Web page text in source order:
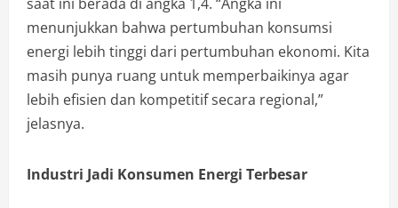
menunjukkan bahwa pertumbuhan konsumsi
energi lebih tinggi dari pertumbuhan ekonomi. Kita
masih punya ruang untuk memperbaikinya agar
lebih efisien dan kompetitif secara regional,”
jelasnya.
Industri Jadi Konsumen Energi Terbesar